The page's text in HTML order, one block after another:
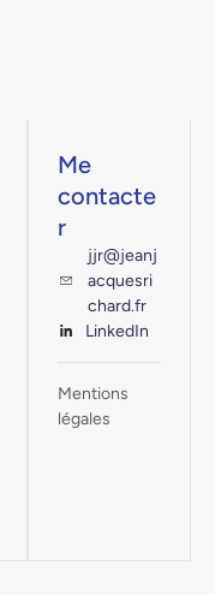
Me
contacte
r
jjr@jeanj
acquesri
chard.fr
LinkedIn
Mentions
légales